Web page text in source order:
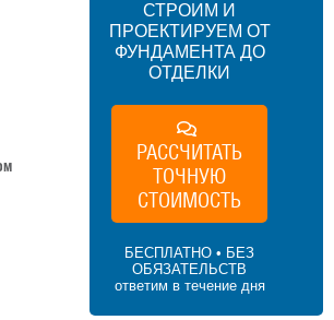
СТРОИМ И
ПРОЕКТИРУЕМ ОТ
ФУНДАМЕНТА ДО
ОТДЕЛКИ
РАССЧИТАТЬ
ТОЧНУЮ
СТОИМОСТЬ
БЕСПЛАТНО • БЕЗ
ОБЯЗАТЕЛЬСТВ
ответим в течение дня